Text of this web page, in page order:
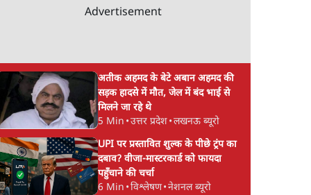
Satya Hindi News
बुलेटिन । 8 अगस्त, सुबह 11
बजे की ख़बरें
झारखंड में छात्र
आंदोलन जारी
Advertisement
अतीक अहमद के बेटे अबान अहमद की
सड़क हादसे में मौत, जेल में बंद भाई से
मिलने जा रहे थे
5 Min •उत्तर प्रदेश•लखनऊ ब्यूरो
UPI पर प्रस्तावित शुल्क के पीछे ट्रंप का
दबाव? वीजा-मास्टरकार्ड को फायदा
पहुँचाने की चर्चा
6 Min •विश्लेषण•नेशनल ब्यूरो